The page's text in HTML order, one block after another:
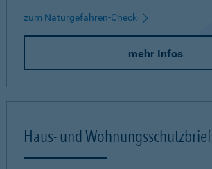
zum Naturgefahren-Check
mehr Infos
Haus- und Wohnungsschutzbrief